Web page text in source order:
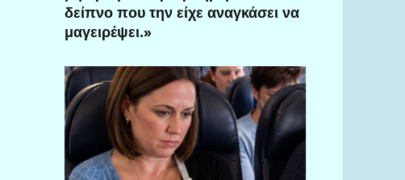
δείπνο που την είχε αναγκάσει να
μαγειρέψει.»